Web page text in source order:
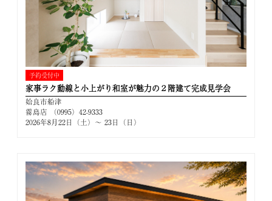
予約受付中
家事ラク動線と小上がり和室が魅力の２階建て完成見学会
姶良市船津
霧島店 （0995）42-9333
2026年8月22日（土）～ 23日（日）